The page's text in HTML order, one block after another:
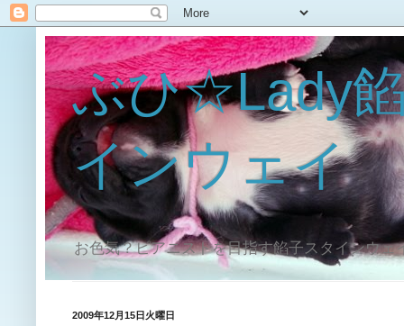
ぶひ☆Lady
インウェイ
お色気？ピアニストを目指す餡子スタインウェ
2009年12月15日火曜日